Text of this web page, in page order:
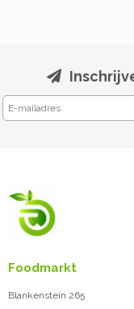
Foodmarkt
Blankenstein 265